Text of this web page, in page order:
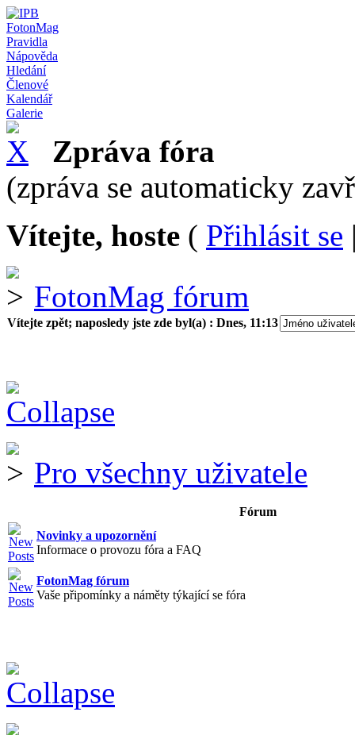
FotonMag
Pravidla
Nápověda
Hledání
Členové
Kalendář
Galerie
Zpráva fóra
(zpráva se automaticky
Vítejte, hoste ( Přihlásit se
FotonMag fórum
Vítejte zpět; naposledy jste zde byl(a) : Dnes, 11:13
Pro všechny uživatele
Fórum
Novinky a upozornění
Informace o provozu fóra a FAQ
FotonMag fórum
Vaše připomínky a náměty týkající se fóra